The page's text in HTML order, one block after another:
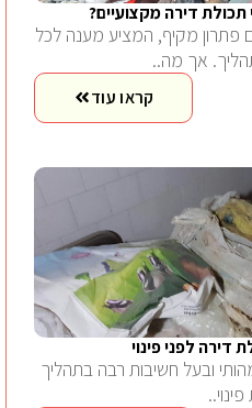
תכולת דירה מקצועיים?
פתרון מקיף, המציע מענה לכל
אך מה..
קראו עוד
דירה לפני פינוי
ובעל חשיבות רבה בתהליך